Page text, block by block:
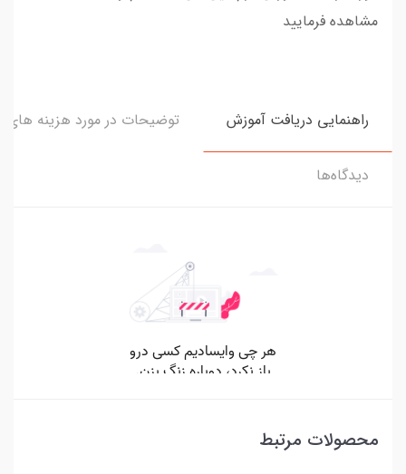
مشاهده فرمایید
راهنمایی دریافت آموزش توضیحات در مورد هزینه های
دیدگاه‌ها
محصولات مرتبط